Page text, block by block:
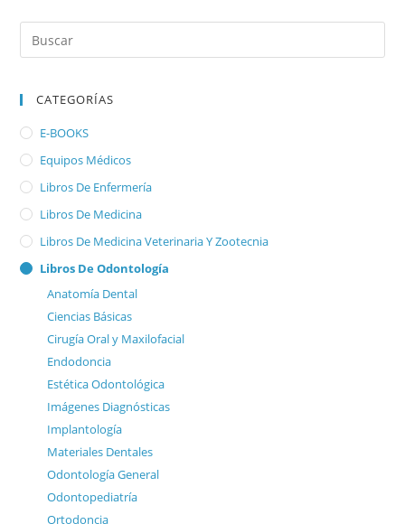
CATEGORÍAS
E-BOOKS
Equipos Médicos
Libros De Enfermería
Libros De Medicina
Libros De Medicina Veterinaria Y Zootecnia
Libros De Odontología
Anatomía Dental
Ciencias Básicas
Cirugía Oral y Maxilofacial
Endodoncia
Estética Odontológica
Imágenes Diagnósticas
Implantología
Materiales Dentales
Odontología General
Odontopediatría
Ortodoncia